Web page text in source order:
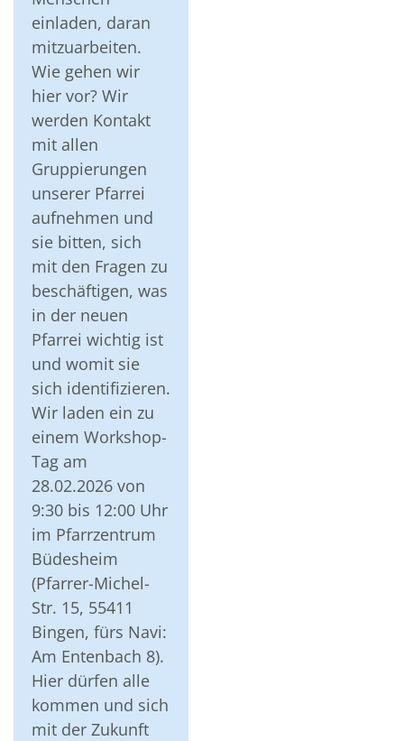
einladen, daran
mitzuarbeiten.
Wie gehen wir
hier vor? Wir
werden Kontakt
mit allen
Gruppierungen
unserer Pfarrei
aufnehmen und
sie bitten, sich
mit den Fragen zu
beschäftigen, was
in der neuen
Pfarrei wichtig ist
und womit sie
sich identifizieren.
Wir laden ein zu
einem Workshop-
Tag am
28.02.2026 von
9:30 bis 12:00 Uhr
im Pfarrzentrum
Büdesheim
(Pfarrer-Michel-
Str. 15, 55411
Bingen, fürs Navi:
Am Entenbach 8).
Hier dürfen alle
kommen und sich
mit der Zukunft